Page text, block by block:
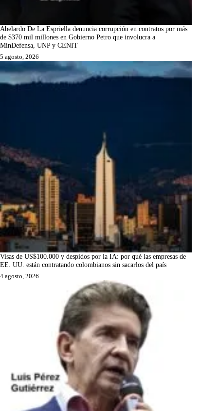
Abelardo De La Espriella denuncia corrupción en contratos por más
de $370 mil millones en Gobierno Petro que involucra a
MinDefensa, UNP y CENIT
5 agosto, 2026
Visas de US$100.000 y despidos por la IA: por qué las empresas de
EE. UU. están contratando colombianos sin sacarlos del país
4 agosto, 2026